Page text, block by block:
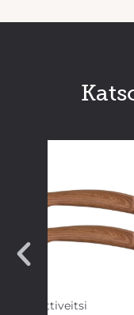
Tomaattiveitsi